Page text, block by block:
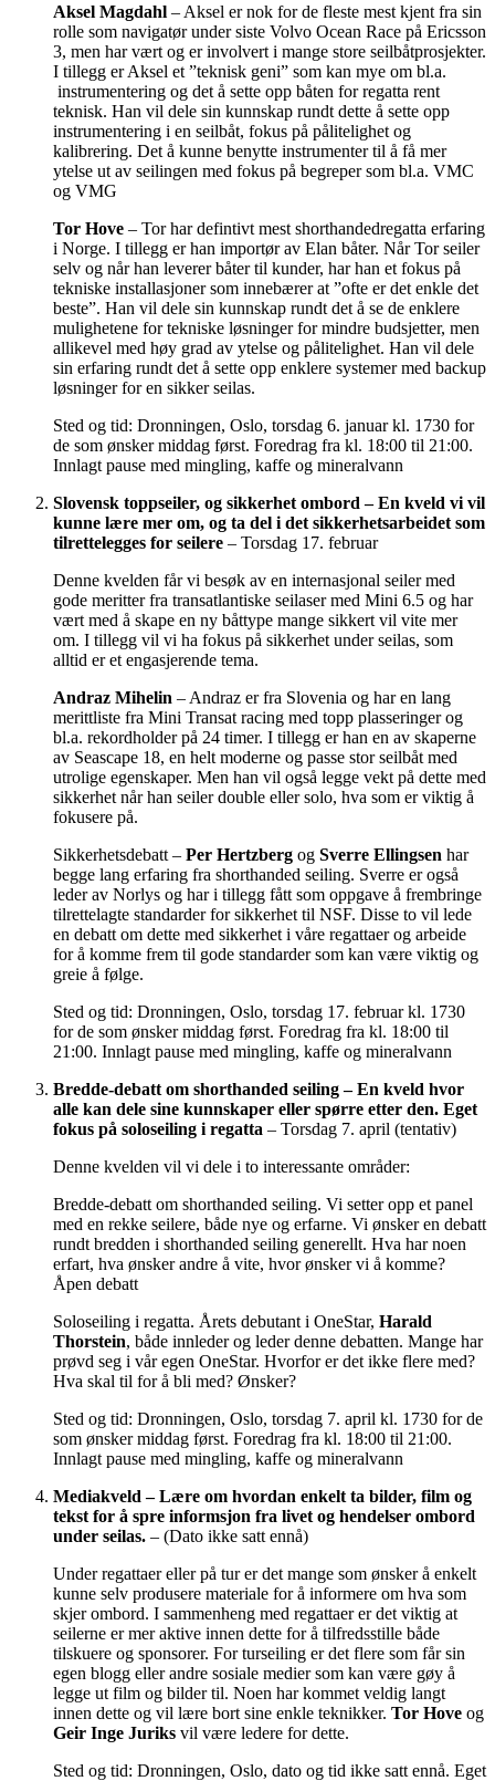
Aksel Magdahl – Aksel er nok for de fleste mest kjent fra sin
rolle som navigatør under siste Volvo Ocean Race på Ericsson
3, men har vært og er involvert i mange store seilbåtprosjekter.
I tillegg er Aksel et ”teknisk geni” som kan mye om bl.a.
instrumentering og det å sette opp båten for regatta rent
teknisk. Han vil dele sin kunnskap rundt dette å sette opp
instrumentering i en seilbåt, fokus på pålitelighet og
kalibrering. Det å kunne benytte instrumenter til å få mer
ytelse ut av seilingen med fokus på begreper som bl.a. VMC
og VMG
Tor Hove – Tor har defintivt mest shorthandedregatta erfaring
i Norge. I tillegg er han importør av Elan båter. Når Tor seiler
selv og når han leverer båter til kunder, har han et fokus på
tekniske installasjoner som innebærer at ”ofte er det enkle det
beste”. Han vil dele sin kunnskap rundt det å se de enklere
mulighetene for tekniske løsninger for mindre budsjetter, men
allikevel med høy grad av ytelse og pålitelighet. Han vil dele
sin erfaring rundt det å sette opp enklere systemer med backup
løsninger for en sikker seilas.
Sted og tid: Dronningen, Oslo, torsdag 6. januar kl. 1730 for
de som ønsker middag først. Foredrag fra kl. 18:00 til 21:00.
Innlagt pause med mingling, kaffe og mineralvann
Slovensk toppseiler, og sikkerhet ombord – En kveld vi vil
kunne lære mer om, og ta del i det sikkerhetsarbeidet som
tilrettelegges for seilere – Torsdag 17. februar
Denne kvelden får vi besøk av en internasjonal seiler med
gode meritter fra transatlantiske seilaser med Mini 6.5 og har
vært med å skape en ny båttype mange sikkert vil vite mer
om. I tillegg vil vi ha fokus på sikkerhet under seilas, som
alltid er et engasjerende tema.
Andraz Mihelin – Andraz er fra Slovenia og har en lang
merittliste fra Mini Transat racing med topp plasseringer og
bl.a. rekordholder på 24 timer. I tillegg er han en av skaperne
av Seascape 18, en helt moderne og passe stor seilbåt med
utrolige egenskaper. Men han vil også legge vekt på dette med
sikkerhet når han seiler double eller solo, hva som er viktig å
fokusere på.
Sikkerhetsdebatt – Per Hertzberg og Sverre Ellingsen har
begge lang erfaring fra shorthanded seiling. Sverre er også
leder av Norlys og har i tillegg fått som oppgave å frembringe
tilrettelagte standarder for sikkerhet til NSF. Disse to vil lede
en debatt om dette med sikkerhet i våre regattaer og arbeide
for å komme frem til gode standarder som kan være viktig og
greie å følge.
Sted og tid: Dronningen, Oslo, torsdag 17. februar kl. 1730
for de som ønsker middag først. Foredrag fra kl. 18:00 til
21:00. Innlagt pause med mingling, kaffe og mineralvann
Bredde-debatt om shorthanded seiling – En kveld hvor
alle kan dele sine kunnskaper eller spørre etter den. Eget
fokus på soloseiling i regatta – Torsdag 7. april (tentativ)
Denne kvelden vil vi dele i to interessante områder:
Bredde-debatt om shorthanded seiling. Vi setter opp et panel
med en rekke seilere, både nye og erfarne. Vi ønsker en debatt
rundt bredden i shorthanded seiling generellt. Hva har noen
erfart, hva ønsker andre å vite, hvor ønsker vi å komme?
Åpen debatt
Soloseiling i regatta. Årets debutant i OneStar, Harald
Thorstein, både innleder og leder denne debatten. Mange har
prøvd seg i vår egen OneStar. Hvorfor er det ikke flere med?
Hva skal til for å bli med? Ønsker?
Sted og tid: Dronningen, Oslo, torsdag 7. april kl. 1730 for de
som ønsker middag først. Foredrag fra kl. 18:00 til 21:00.
Innlagt pause med mingling, kaffe og mineralvann
Mediakveld – Lære om hvordan enkelt ta bilder, film og
tekst for å spre informsjon fra livet og hendelser ombord
under seilas. – (Dato ikke satt ennå)
Under regattaer eller på tur er det mange som ønsker å enkelt
kunne selv produsere materiale for å informere om hva som
skjer ombord. I sammenheng med regattaer er det viktig at
seilerne er mer aktive innen dette for å tilfredsstille både
tilskuere og sponsorer. For turseiling er det flere som får sin
egen blogg eller andre sosiale medier som kan være gøy å
legge ut film og bilder til. Noen har kommet veldig langt
innen dette og vil lære bort sine enkle teknikker. Tor Hove og
Geir Inge Juriks vil være ledere for dette.
Sted og tid: Dronningen, Oslo, dato og tid ikke satt ennå. Eget